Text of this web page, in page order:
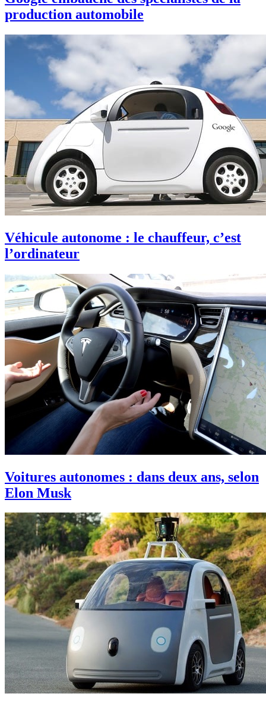
production automobile
Véhicule autonome : le chauffeur, c’est
l’ordinateur
Voitures autonomes : dans deux ans, selon
Elon Musk